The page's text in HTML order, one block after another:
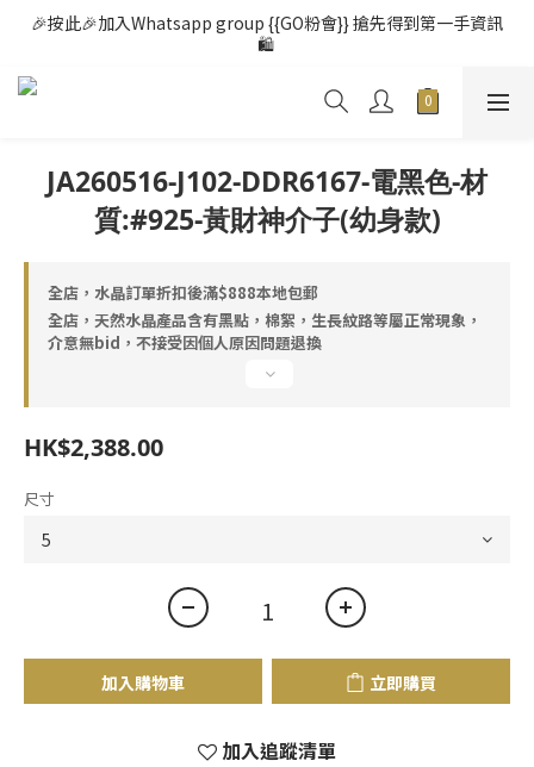
🎉按此🎉加入Whatsapp group {{GO粉會}} 搶先得到第一手資訊
🛍️
JA260516-J102-DDR6167-電黑色-材
質:#925-黃財神介子(幼身款)
全店，水晶訂單折扣後滿$888本地包郵
全店，天然水晶產品含有黑點，棉絮，生長紋路等屬正常現象，
介意無bid，不接受因個人原因問題退換
HK$2,388.00
尺寸
加入購物車 立即購買
加入追蹤清單